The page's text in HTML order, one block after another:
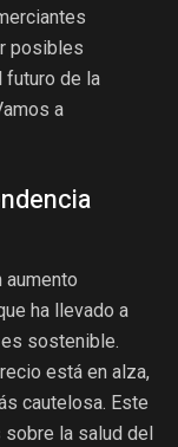
posibles
futuro de la
a
aumento
ha llevado a
sostenible.
está en alza,
cautelosa. Este
la salud del